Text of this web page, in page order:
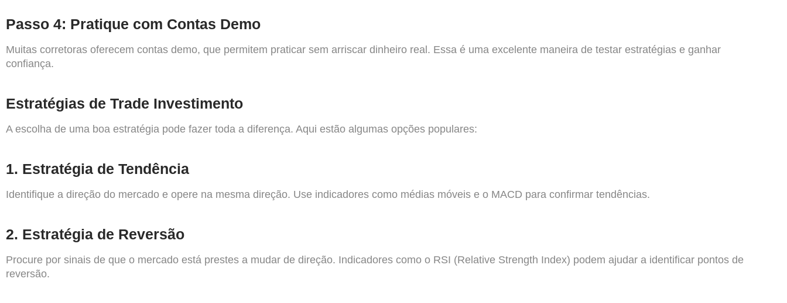
Passo 4: Pratique com Contas Demo
Muitas corretoras oferecem contas demo, que permitem praticar sem arriscar dinheiro real. Essa é uma excelente maneira de testar estratégias e ganhar
confiança.
Estratégias de Trade Investimento
A escolha de uma boa estratégia pode fazer toda a diferença. Aqui estão algumas opções populares:
1. Estratégia de Tendência
Identifique a direção do mercado e opere na mesma direção. Use indicadores como médias móveis e o MACD para confirmar tendências.
2. Estratégia de Reversão
Procure por sinais de que o mercado está prestes a mudar de direção. Indicadores como o RSI (Relative Strength Index) podem ajudar a identificar pontos de
reversão.